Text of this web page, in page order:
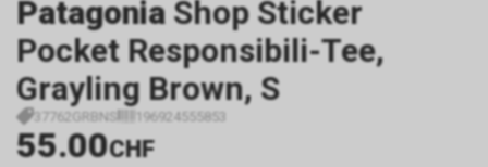
Patagonia Shop Sticker
Pocket Responsibili-Tee,
Grayling Brown, S
37762GRBNS 196924555853
55.00CHF